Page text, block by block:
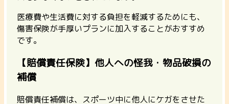
医療費や生活費に対する負担を軽減するためにも、
傷害保険が手厚いプランに加入することがおすすめ
です。
【賠償責任保険】他人への怪我・物品破損の
補償
賠償責任補償は、スポーツ中に他人にケガをさせた